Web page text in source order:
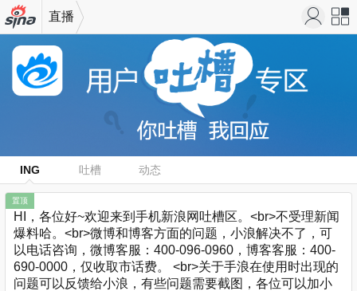
机新浪
直播
ING 吐槽 动态
置顶
HI，各位好~欢迎来到手机新浪网吐槽区。<br>不受理新闻
爆料哈。<br>微博和博客方面的问题，小浪解决不了，可
以电话咨询，微博客服：400-096-0960，博客客服：400-
690-0000，仅收取市话费。 <br>关于手浪在使用时出现的
问题可以反馈给小浪，有些问题需要截图，各位可以加小